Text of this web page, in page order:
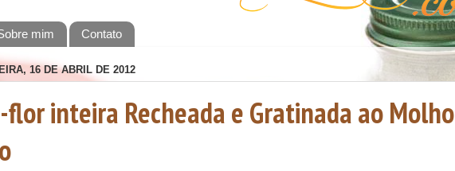
mim Contato
16 DE ABRIL DE 2012
flor inteira Recheada e Gratinada ao Molho